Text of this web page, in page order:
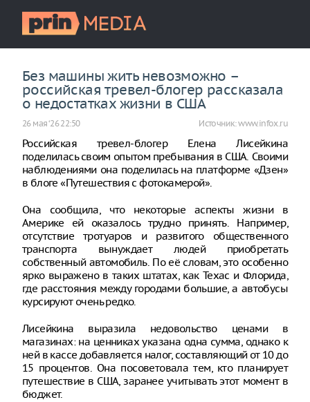
Без машины жить невозможно –
российская тревел-блогер рассказала
о недостатках жизни в США
26 мая ‘26 22:50 Источник:www.infox.ru
Российская тревел-блогер Елена Лисейкина
поделилась своим опытом пребывания в США. Своими
наблюдениями она поделилась на платформе «Дзен»
в блоге «Путешествия с фотокамерой».
Она сообщила, что некоторые аспекты жизни в
Америке ей оказалось трудно принять. Например,
отсутствие тротуаров и развитого общественного
транспорта вынуждает людей приобретать
собственный автомобиль. По её словам, это особенно
ярко выражено в таких штатах, как Техас и Флорида,
где расстояния между городами большие, а автобусы
курсируют очень редко.
Лисейкина выразила недовольство ценами в
магазинах: на ценниках указана одна сумма, однако к
ней в кассе добавляется налог, составляющий от 10 до
15 процентов. Она посоветовала тем, кто планирует
путешествие в США, заранее учитывать этот момент в
бюджет.